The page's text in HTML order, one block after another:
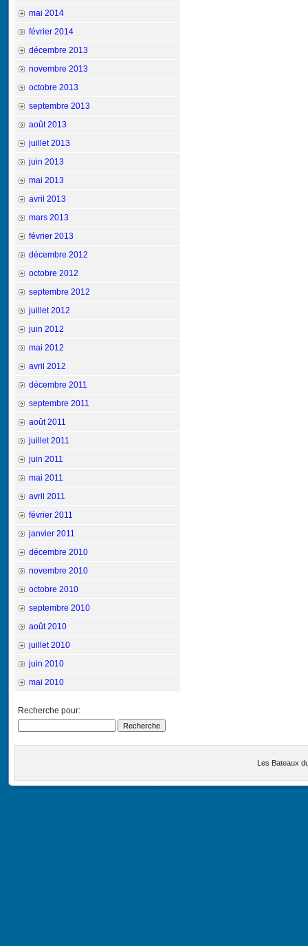
mai 2014
février 2014
décembre 2013
novembre 2013
octobre 2013
septembre 2013
août 2013
juillet 2013
juin 2013
mai 2013
avril 2013
mars 2013
février 2013
décembre 2012
octobre 2012
septembre 2012
juillet 2012
juin 2012
mai 2012
avril 2012
décembre 2011
septembre 2011
août 2011
juillet 2011
juin 2011
mai 2011
avril 2011
février 2011
janvier 2011
décembre 2010
novembre 2010
octobre 2010
septembre 2010
août 2010
juillet 2010
juin 2010
mai 2010
Recherche pour:
Les Bateaux